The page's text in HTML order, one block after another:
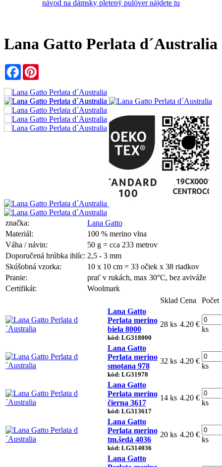
návod na dámsky pletený pulóver nájdete tu
Lana Gatto Perlata d´Australia
Facebook
značka:
Lana Gatto
Materiál:
100 % merino vlna
Váha / návin:
50 g = cca 233 metrov
Doporučená hrúbka ihlíc: 2,5 - 3 mm
Skúšobná vzorka:
10 x 10 cm = 33 očiek x 38 riadkov
Pranie:
prať v rukách, max 30°C, bez aviváže
Certifikát:
Woolmark
Sklad Cena
Počet
Lana Gatto
Perlata merino
biela 8000
kód: LG318000
28 ks 4.20 €
ks
Lana Gatto
Perlata merino
smotana 978
kód: LG31978
32 ks 4.20 €
ks
Lana Gatto
Perlata merino
čierna 3617
kód: LG313617
14 ks 4.20 €
ks
Lana Gatto
Perlata merino
tm.šedá 4036
kód: LG314036
20 ks 4.20 €
ks
Lana Gatto